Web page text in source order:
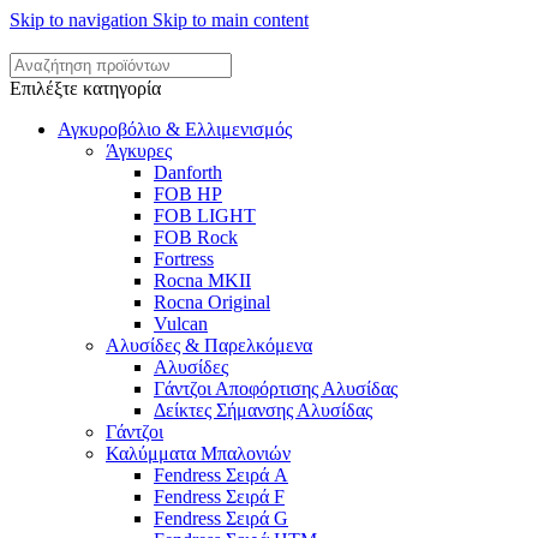
Skip to navigation Skip to main content
Επιλέξτε κατηγορία
Αγκυροβόλιο & Ελλιμενισμός
Άγκυρες
Danforth
FOB HP
FOB LIGHT
FOB Rock
Fortress
Rocna MKII
Rocna Original
Vulcan
Αλυσίδες & Παρελκόμενα
Αλυσίδες
Γάντζοι Αποφόρτισης Αλυσίδας
Δείκτες Σήμανσης Αλυσίδας
Γάντζοι
Καλύμματα Μπαλονιών
Fendress Σειρά A
Fendress Σειρά F
Fendress Σειρά G